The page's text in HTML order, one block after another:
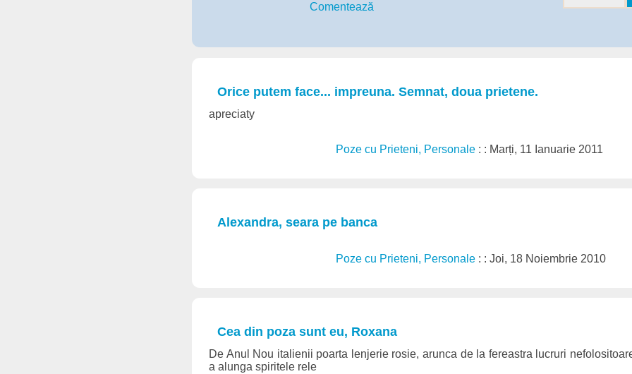
Comentează
Orice putem face... impreuna. Semnat, doua prietene.
apreciaty
Poze cu Prieteni, Personale : : Marți, 11 Ianuarie 2011
Alexandra, seara pe banca
Poze cu Prieteni, Personale : : Joi, 18 Noiembrie 2010
Cea din poza sunt eu, Roxana
De Anul Nou italienii poarta lenjerie rosie, arunca de la fereastra lucruri
a alunga spiritele rele